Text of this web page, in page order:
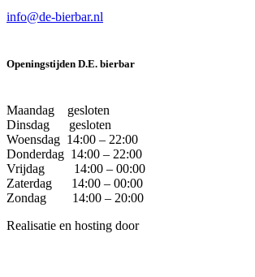
info@de-bierbar.nl
Openingstijden D.E. bierbar
Maandag gesloten
Dinsdag gesloten
Woensdag 14:00 – 22:00
Donderdag 14:00 – 22:00
Vrijdag 14:00 – 00:00
Zaterdag 14:00 – 00:00
Zondag 14:00 – 20:00
Realisatie en hosting door